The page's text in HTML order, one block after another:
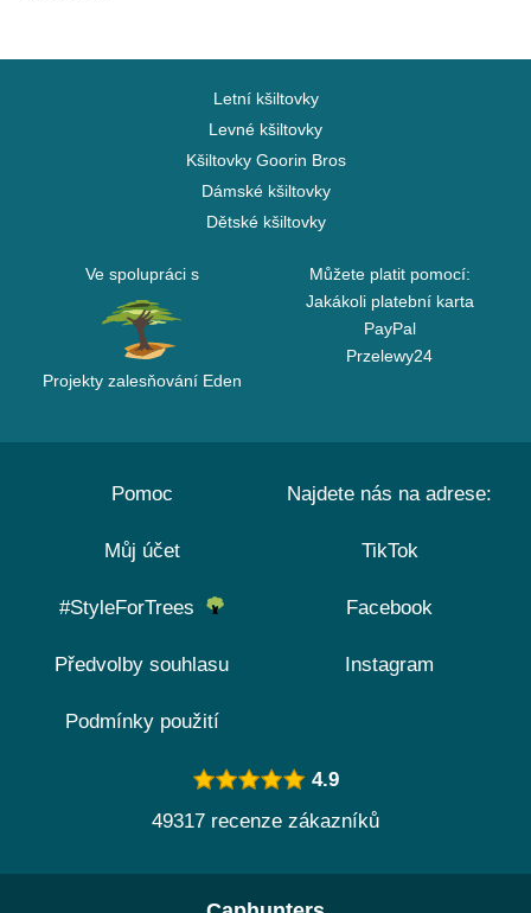
Letní kšiltovky
Levné kšiltovky
Kšiltovky Goorin Bros
Dámské kšiltovky
Dětské kšiltovky
Ve spolupráci s
Projekty zalesňování Eden
Můžete platit pomocí:
Jakákoli platební karta
PayPal
Przelewy24
Pomoc
Můj účet
#StyleForTrees
Předvolby souhlasu
Podmínky použití
Najdete nás na adrese:
TikTok
Facebook
Instagram
4.9
49317 recenze zákazníků